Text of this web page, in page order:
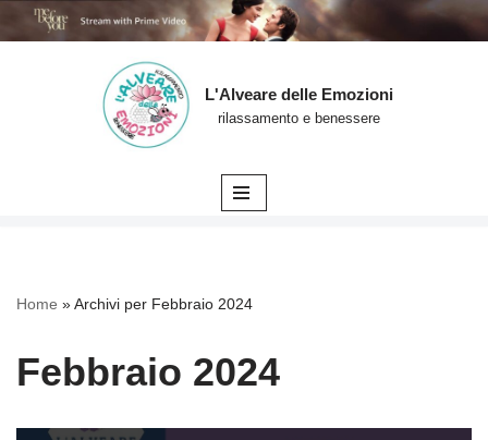
L'Alveare delle Emozioni
rilassamento e benessere
Home »Archivi per Febbraio 2024
Febbraio 2024